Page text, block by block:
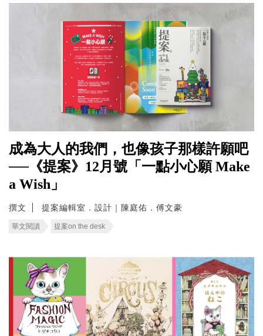
成為大人的我們，也像孩子那樣許願吧
──《提案》12月號「一點小心願 Make
a Wish」
撰文 提案編輯室．設計｜陳庭佑．傅文豪
華文閱讀 提案on the desk